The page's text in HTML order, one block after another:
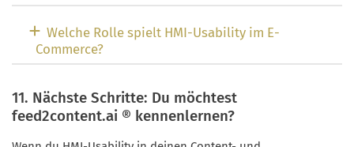
Welche Rolle spielt HMI-Usability im E-
Commerce?
11. Nächste Schritte: Du möchtest
feed2content.ai ® kennenlernen?